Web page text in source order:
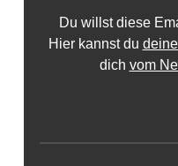
Du willst diese
Hier kannst du
dich vom